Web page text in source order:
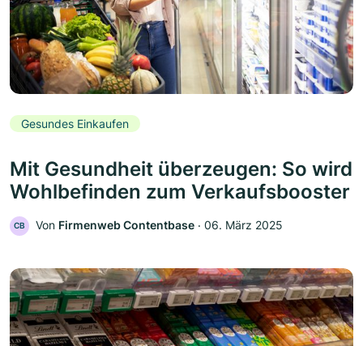
Gesundes Einkaufen
Mit Gesundheit überzeugen: So wird
Wohlbefinden zum Verkaufsbooster
CB Von Firmenweb Contentbase ‧ 06. März 2025